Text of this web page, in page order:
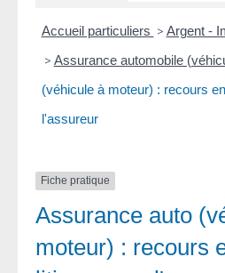
Accueil particuliers > Argent -
> Assurance automobile
(véhicule à moteur) : recours
l'assureur
Fiche pratique
Assurance auto
moteur) : recours